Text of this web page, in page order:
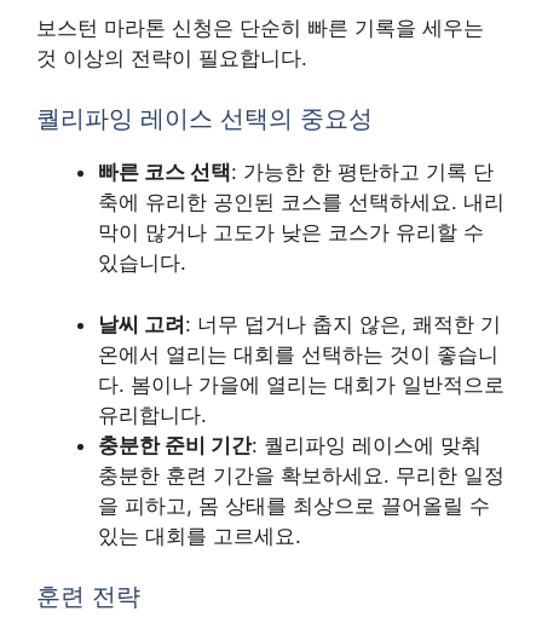
보스턴 마라톤 신청은 단순히 빠른 기록을 세우는
것 이상의 전략이 필요합니다.
퀄리파잉 레이스 선택의 중요성
빠른 코스 선택: 가능한 한 평탄하고 기록 단
축에 유리한 공인된 코스를 선택하세요. 내리
막이 많거나 고도가 낮은 코스가 유리할 수
있습니다.
날씨 고려: 너무 덥거나 춥지 않은, 쾌적한 기
온에서 열리는 대회를 선택하는 것이 좋습니
다. 봄이나 가을에 열리는 대회가 일반적으로
유리합니다.
충분한 준비 기간: 퀄리파잉 레이스에 맞춰
충분한 훈련 기간을 확보하세요. 무리한 일정
을 피하고, 몸 상태를 최상으로 끌어올릴 수
있는 대회를 고르세요.
훈련 전략